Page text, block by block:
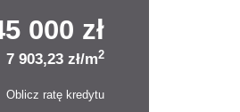
000 zł
7 903,23 zł/m2
Oblicz ratę kredytu